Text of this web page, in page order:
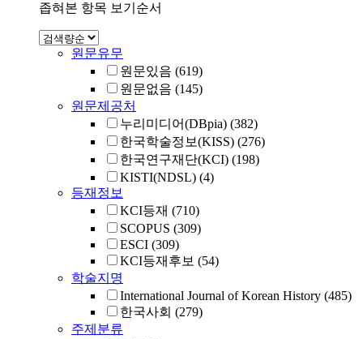
좁혀본 항목 보기순서
원문유무
원문있음 (619)
원문없음 (145)
원문제공처
누리미디어(DBpia) (382)
한국학술정보(KISS) (276)
한국연구재단(KCI) (198)
KISTI(NDSL) (4)
등재정보
KCI등재 (710)
SCOPUS (309)
ESCI (309)
KCI등재후보 (54)
학술지명
International Journal of Korean History (485)
한국사회 (279)
주제분류